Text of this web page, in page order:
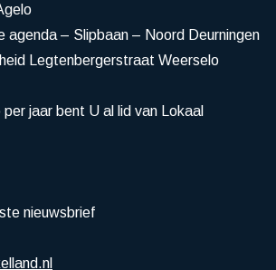
agenda – Slipbaan – Noord Deurningen
Legtenbergerstraat Weerselo
jaar bent U al lid van Lokaal
nieuwsbrief